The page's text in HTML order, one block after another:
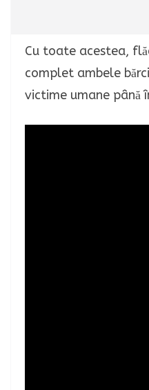
Cu toate acestea,
complet ambele
victime umane până